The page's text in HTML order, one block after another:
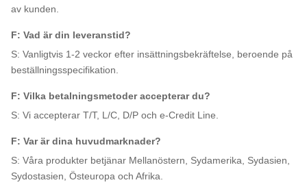
av kunden.
F: Vad är din leveranstid?
S: Vanligtvis 1-2 veckor efter insättningsbekräftelse, beroende på
beställningsspecifikation.
F: Vilka betalningsmetoder accepterar du?
S: Vi accepterar T/T, L/C, D/P och e-Credit Line.
F: Var är dina huvudmarknader?
S: Våra produkter betjänar Mellanöstern, Sydamerika, Sydasien,
Sydostasien, Östeuropa och Afrika.